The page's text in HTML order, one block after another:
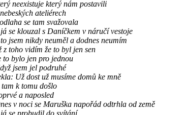
neexistuje který nám postavili
ateliérech
se tam svažovala
se klouzal s Daníčkem v náručí vestoje
jsem nikdy neuměl a dodnes neumím
z toho vidím že to byl jen sen
to bylo jen pro jednou
jsem jel podruhé
Už dost už musíme domů ke mně
k tomu došlo
a naposled
v noci se Maruška napořád odtrhla od země